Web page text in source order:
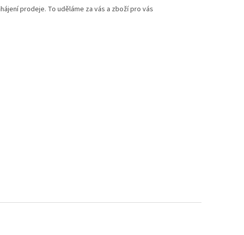
prodeje. To uděláme za vás a zboží pro vás